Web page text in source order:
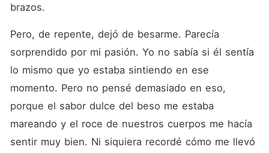
brazos.
Pero, de repente, dejó de besarme. Parecía
sorprendido por mi pasión. Yo no sabía si él sentía
lo mismo que yo estaba sintiendo en ese
momento. Pero no pensé demasiado en eso,
porque el sabor dulce del beso me estaba
mareando y el roce de nuestros cuerpos me hacía
sentir muy bien. Ni siquiera recordé cómo me llevó